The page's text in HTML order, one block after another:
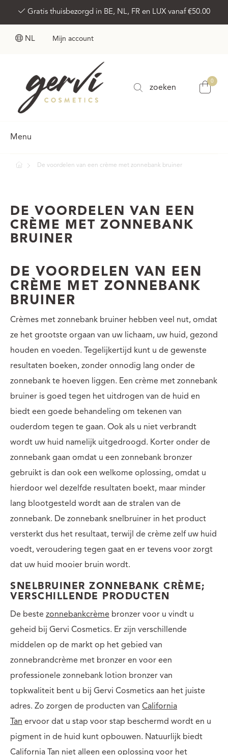
Gratis thuisbezorgd in BE, NL, FR en LUX vanaf €50.00
NL Mijn account
zoeken
0
Menu
De voordelen van een crème met zonnebank bruiner
DE VOORDELEN VAN EEN
CRÈME MET ZONNEBANK
BRUINER
DE VOORDELEN VAN EEN
CRÈME MET ZONNEBANK
BRUINER
Crèmes met zonnebank bruiner hebben veel nut, omdat
ze het grootste orgaan van uw lichaam, uw huid, gezond
houden en voeden. Tegelijkertijd kunt u de gewenste
resultaten boeken, zonder onnodig lang onder de
zonnebank te hoeven liggen. Een crème met zonnebank
bruiner is goed tegen het uitdrogen van de huid en
biedt een goede behandeling om tekenen van
ouderdom tegen te gaan. Ook als u niet verbrandt
wordt uw huid namelijk uitgedroogd. Korter onder de
zonnebank gaan omdat u een zonnebank bronzer
gebruikt is dan ook een welkome oplossing, omdat u
hierdoor wel dezelfde resultaten boekt, maar minder
lang blootgesteld wordt aan de stralen van de
zonnebank. De zonnebank snelbruiner in het product
versterkt dus het resultaat, terwijl de crème zelf uw huid
voedt, veroudering tegen gaat en er tevens voor zorgt
dat uw huid mooier bruin wordt.
SNELBRUINER ZONNEBANK CRÈME;
VERSCHILLENDE PRODUCTEN
De beste zonnebankcrème bronzer voor u vindt u
geheid bij Gervi Cosmetics. Er zijn verschillende
middelen op de markt op het gebied van
zonnebrandcrème met bronzer en voor een
professionele zonnebank lotion bronzer van
topkwaliteit bent u bij Gervi Cosmetics aan het juiste
adres. Zo zorgen de producten van California
Tan ervoor dat u stap voor stap beschermd wordt en u
pigment in de huid kunt opbouwen. Natuurlijk biedt
California Tan niet alleen een oplossing voor het